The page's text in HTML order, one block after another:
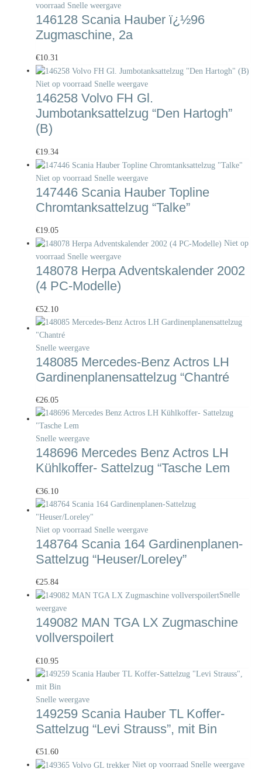
voorraad Snelle weergave
146128 Scania Hauber ï¿½96
Zugmaschine, 2a
€10.31
Niet op voorraad Snelle weergave
146258 Volvo FH Gl.
Jumbotanksattelzug “Den Hartogh”
(B)
€19.34
Niet op voorraad Snelle weergave
147446 Scania Hauber Topline
Chromtanksattelzug “Talke”
€19.05
Niet op
voorraad Snelle weergave
148078 Herpa Adventskalender 2002
(4 PC-Modelle)
€52.10
Snelle weergave
148085 Mercedes-Benz Actros LH
Gardinenplanensattelzug “Chantré
€26.05
Snelle weergave
148696 Mercedes Benz Actros LH
Kühlkoffer- Sattelzug “Tasche Lem
€36.10
Niet op voorraad Snelle weergave
148764 Scania 164 Gardinenplanen-
Sattelzug “Heuser/Loreley”
€25.84
Snelle
weergave
149082 MAN TGA LX Zugmaschine
vollverspoilert
€10.95
Snelle weergave
149259 Scania Hauber TL Koffer-
Sattelzug “Levi Strauss”, mit Bin
€51.60
Niet op voorraad Snelle weergave